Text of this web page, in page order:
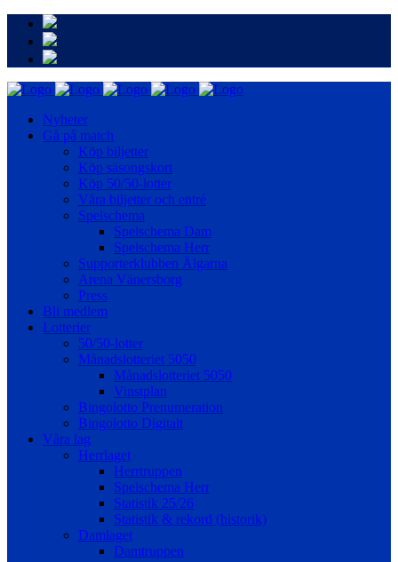
Nyheter
Gå på match
Köp biljetter
Köp säsongskort
Köp 50/50-lotter
Våra biljetter och entré
Spelschema
Spelschema Dam
Spelschema Herr
Supporterklubben Älgarna
Arena Vänersborg
Press
Bli medlem
Lotterier
50/50-lotter
Månadslotteriet 5050
Månadslotteriet 5050
Vinstplan
Bingolotto Prenumeration
Bingolotto Digitalt
Våra lag
Herrlaget
Herrtruppen
Spelschema Herr
Statistik 25/26
Statistik & rekord (historik)
Damlaget
Damtruppen